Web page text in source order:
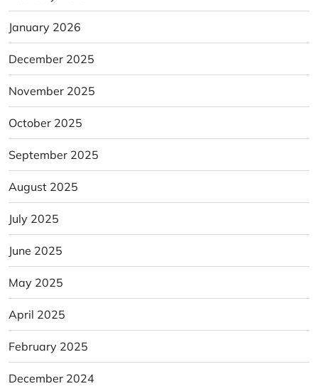
January 2026
December 2025
November 2025
October 2025
September 2025
August 2025
July 2025
June 2025
May 2025
April 2025
February 2025
December 2024